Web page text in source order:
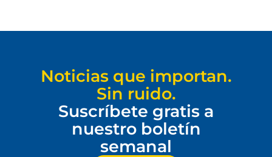
Noticias que importan.
Sin ruido.
Suscríbete gratis a
nuestro boletín
semanal